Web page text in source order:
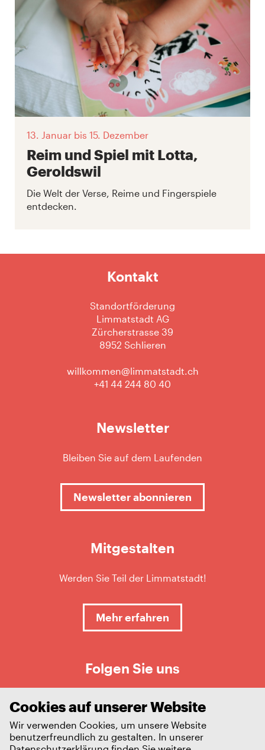
13. Januar bis 15. Dezember
Reim und Spiel mit Lotta,
Geroldswil
Die Welt der Verse, Reime und Fingerspiele
entdecken.
Kontakt
Standortförderung
Limmatstadt AG
Zürcherstrasse 39
8952 Schlieren
willkommen@limmatstadt.ch
+41 44 244 80 40
Newsletter
Bleiben Sie auf dem Laufenden
Newsletter abonnieren
Mitgestalten
Werden Sie Teil der Limmatstadt!
Mehr erfahren
Folgen Sie uns
Cookies auf unserer Website
Wir verwenden Cookies, um unsere Website
benutzerfreundlich zu gestalten. In unserer